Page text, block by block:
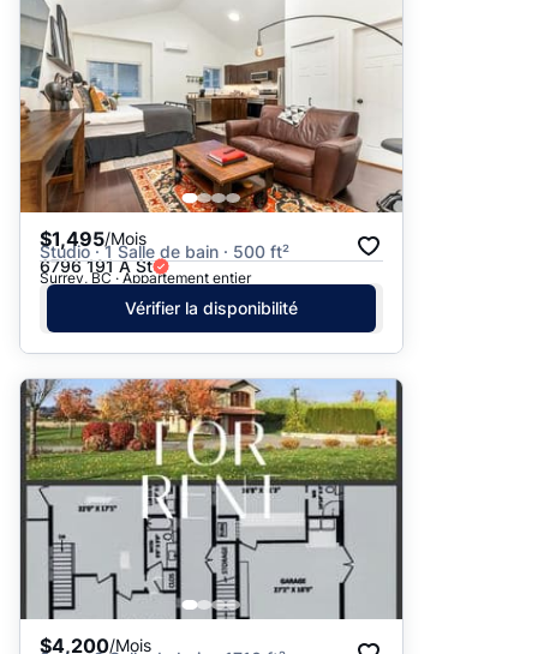
$1,495/Mois
Studio · 1 Salle de bain · 500 ft²
6796 191 A St
Surrey, BC · Appartement entier
Vérifier la disponibilité
$4,200/Mois